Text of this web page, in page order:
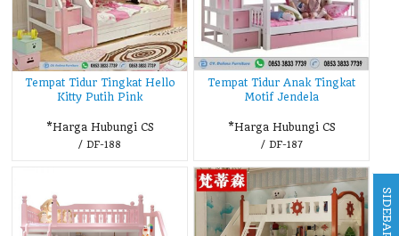
Tempat Tidur Tingkat Hello
Kitty Putih Pink
*Harga Hubungi CS
/ DF-188
Tempat Tidur Anak Tingkat
Motif Jendela
*Harga Hubungi CS
/ DF-187
SIDEBAR